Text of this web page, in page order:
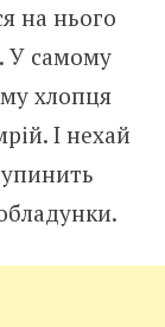
на нього
У самому
хлопця
І нехай